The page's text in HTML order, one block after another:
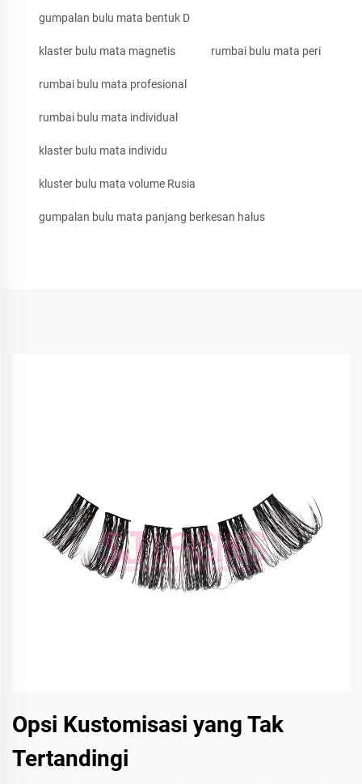
gumpalan bulu mata bentuk D
klaster bulu mata magnetis rumbai bulu mata peri
rumbai bulu mata profesional
rumbai bulu mata individual
klaster bulu mata individu
kluster bulu mata volume Rusia
gumpalan bulu mata panjang berkesan halus
Opsi Kustomisasi yang Tak
Tertandingi